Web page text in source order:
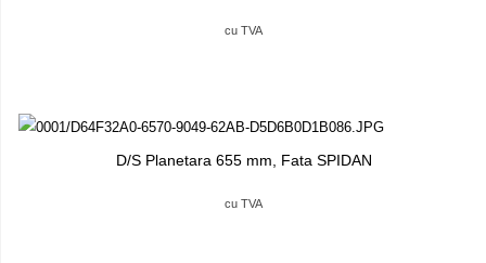
cu TVA
D/S Planetara 655 mm, Fata SPIDAN
cu TVA